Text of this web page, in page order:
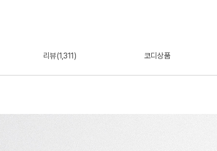
리뷰(1,311) 코디상품